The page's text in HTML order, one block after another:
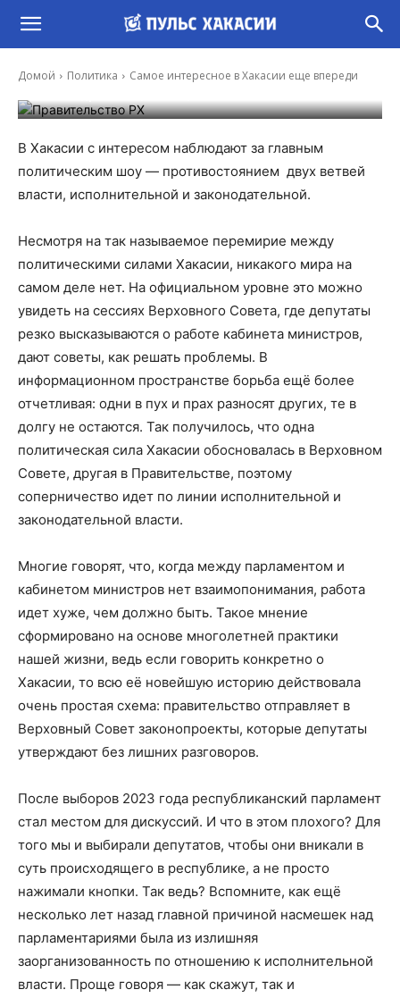
Домой Политика Самое интересное в Хакасии ещё впереди
Самое интересное в Хакасии ещё впереди
В Хакасии с интересом наблюдают за главным
политическим шоу — противостоянием двух ветвей
власти, исполнительной и законодательной.
Несмотря на так называемое перемирие между
политическими силами Хакасии, никакого мира на
самом деле нет. На официальном уровне это можно
увидеть на сессиях Верховного Совета, где депутаты
резко высказываются о работе кабинета министров,
дают советы, как решать проблемы. В
информационном пространстве борьба ещё более
отчетливая: одни в пух и прах разносят других, те в
долгу не остаются. Так получилось, что одна
политическая сила Хакасии обосновалась в Верховном
Совете, другая в Правительстве, поэтому
соперничество идет по линии исполнительной и
законодательной власти.
Многие говорят, что, когда между парламентом и
кабинетом министров нет взаимопонимания, работа
идет хуже, чем должно быть. Такое мнение
сформировано на основе многолетней практики
нашей жизни, ведь если говорить конкретно о
Хакасии, то всю её новейшую историю действовала
очень простая схема: правительство отправляет в
Верховный Совет законопроекты, которые депутаты
утверждают без лишних разговоров.
После выборов 2023 года республиканский парламент
стал местом для дискуссий. И что в этом плохого? Для
того мы и выбирали депутатов, чтобы они вникали в
суть происходящего в республике, а не просто
нажимали кнопки. Так ведь? Вспомните, как ещё
несколько лет назад главной причиной насмешек над
парламентариями была из излишняя
заорганизованность по отношению к исполнительной
власти. Проще говоря — как скажут, так и